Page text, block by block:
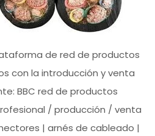
de red de productos
con la introducción y venta
BBC red de productos
/ producción / venta
| arnés de cableado |